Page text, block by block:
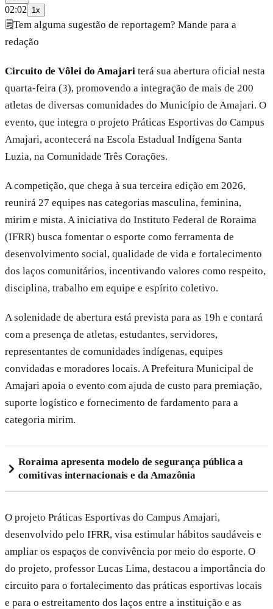
02:02 1x
🗒️Tem alguma sugestão de reportagem? Mande para a
redação
Circuito de Vôlei do Amajari terá sua abertura oficial nesta
quarta-feira (3), promovendo a integração de mais de 200
atletas de diversas comunidades do Município de Amajari. O
evento, que integra o projeto Práticas Esportivas do Campus
Amajari, acontecerá na Escola Estadual Indígena Santa
Luzia, na Comunidade Três Corações.
A competição, que chega à sua terceira edição em 2026,
reunirá 27 equipes nas categorias masculina, feminina,
mirim e mista. A iniciativa do Instituto Federal de Roraima
(IFRR) busca fomentar o esporte como ferramenta de
desenvolvimento social, qualidade de vida e fortalecimento
dos laços comunitários, incentivando valores como respeito,
disciplina, trabalho em equipe e espírito coletivo.
A solenidade de abertura está prevista para as 19h e contará
com a presença de atletas, estudantes, servidores,
representantes de comunidades indígenas, equipes
convidadas e moradores locais. A Prefeitura Municipal de
Amajari apoia o evento com ajuda de custo para premiação,
suporte logístico e fornecimento de fardamento para a
categoria mirim.
Roraima apresenta modelo de segurança pública a
comitivas internacionais e da Amazônia
O projeto Práticas Esportivas do Campus Amajari,
desenvolvido pelo IFRR, visa estimular hábitos saudáveis e
ampliar os espaços de convivência por meio do esporte. O
do projeto, professor Lucas Lima, destacou a importância do
circuito para o fortalecimento das práticas esportivas locais
e para o estreitamento dos laços entre a instituição e as